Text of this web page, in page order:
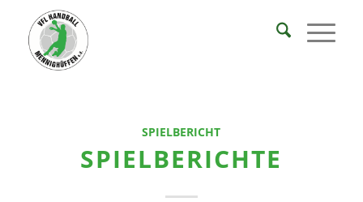
SPIELBERICHT
SPIELBERICHTE